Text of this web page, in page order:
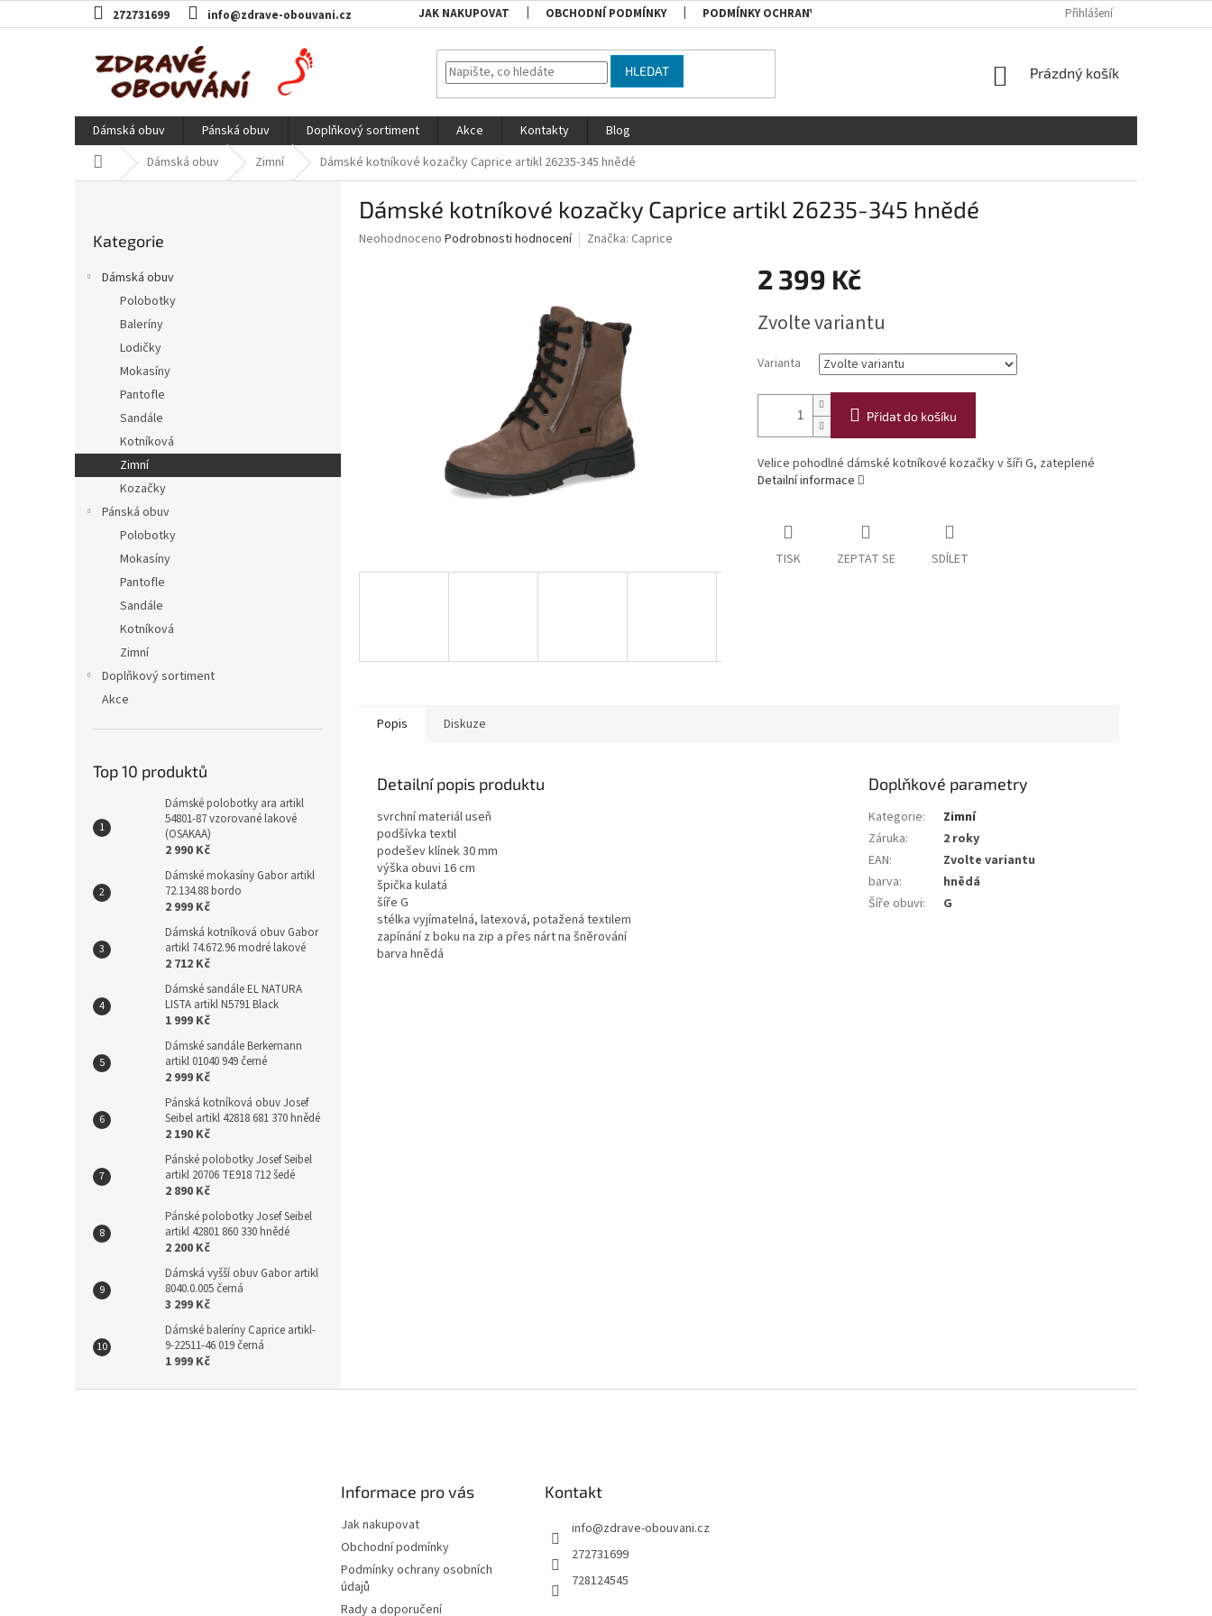
na
272731699 info@zdrave-obouvani.cz JAK NAKUPOVAT OBCHODNÍ PODMÍNKY PODMÍNKY OCHRANY OSOBNÍCH ÚDAJŮ RADY A DOPORUČENÍ TABULKA
Přihlášení
HLEDAT
NÁKUPNÍ
Prázdný košík
Dámská obuv Pánská obuv Doplňkový sortiment Akce Kontakty
Blog
Domů Dámská obuv Zimní Dámské kotníkové kozačky Caprice artikl 26235-345 hnědé
l
kategorie
Kategorie
Dámská obuv
Polobotky
Baleríny
Lodičky
Mokasíny
Pantofle
Sandále
Kotníková
Zimní
Kozačky
Pánská obuv
Polobotky
Mokasíny
Pantofle
Sandále
Kotníková
Zimní
Doplňkový sortiment
Akce
Top 10 produktů
Dámské polobotky ara artikl
54801-87 vzorované lakové
(OSAKAA)
2 990 Kč
Dámské mokasíny Gabor artikl
72.134.88 bordo
2 999 Kč
Dámská kotníková obuv Gabor
artikl 74.672.96 modré lakové
2 712 Kč
Dámské sandále EL NATURA
LISTA artikl N5791 Black
1 999 Kč
Dámské sandále Berkemann
artikl 01040 949 černé
2 999 Kč
Pánská kotníková obuv Josef
Seibel artikl 42818 681 370 hnědé
2 190 Kč
Pánské polobotky Josef Seibel
artikl 20706 TE918 712 šedé
2 890 Kč
Pánské polobotky Josef Seibel
artikl 42801 860 330 hnědé
2 200 Kč
Dámská vyšší obuv Gabor artikl
8040.0.005 černá
3 299 Kč
Dámské baleríny Caprice artikl-
9-22511-46 019 černá
1 999 Kč
Dámské kotníkové kozačky Caprice artikl 26235-345 hnědé
Průměrné
Neohodnoceno Podrobnosti hodnocení Značka: Caprice
2 399 Kč
cena:
Zvolte variantu
Varianta
Přidat do košíku
Velice pohodlné dámské kotníkové kozačky v šíři G, zateplené
Detailní informace
TISK ZEPTAT SE SDÍLET
Popis Diskuze
Detailní popis produktu
svrchní materiál useň
podšívka textil
podešev klínek 30 mm
výška obuvi 16 cm
špička kulatá
šíře G
stélka vyjímatelná, latexová, potažená textilem
zapínání z boku na zip a přes nárt na šněrování
barva hnědá
Doplňkové parametry
Kategorie:
Zimní
Záruka:
2 roky
EAN:
Zvolte variantu
barva:
hnědá
Šíře obuvi: G
Informace pro vás
Jak nakupovat
Obchodní podmínky
Podmínky ochrany osobních
údajů
Rady a doporučení
Kontakt
info@zdrave-obouvani.cz
272731699
728124545